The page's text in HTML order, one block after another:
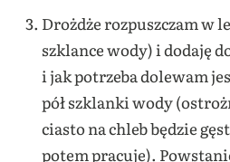
Drożdże rozpuszczam w
szklance wody) i dodaję
i jak potrzeba dolewam
pół szklanki wody
ciasto na chleb będzie
potem pracuje).